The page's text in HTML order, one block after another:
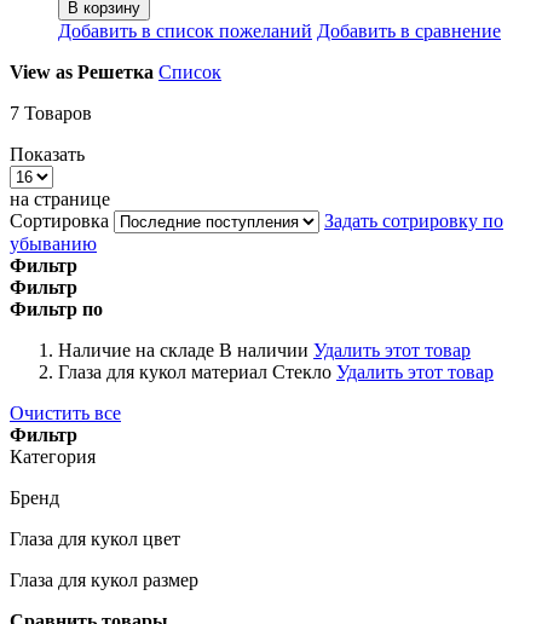
В корзину
Добавить в список пожеланий Добавить в сравнение
View as Решетка Список
7 Товаров
Показать
на странице
Сортировка
Задать сотрировку по
убыванию
Фильтр
Фильтр
Фильтр по
Наличие на складе В наличии Удалить этот товар
Глаза для кукол материал Стекло Удалить этот товар
Очистить все
Фильтр
Категория
Бренд
Глаза для кукол цвет
Глаза для кукол размер